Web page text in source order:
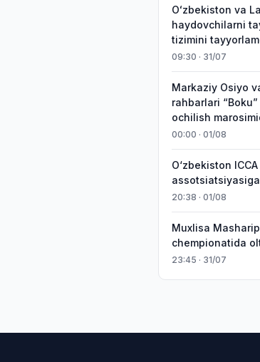
Oʻzbekiston va
haydovchilarni
tizimini
09:30 · 31/07
Markaziy Osiyo
rahbarlari
ochilish
00:00 · 01/08
O‘zbekiston
assotsiatsiyasiga
20:38 · 01/08
Muxlisa
chempionatida
23:45 · 31/07